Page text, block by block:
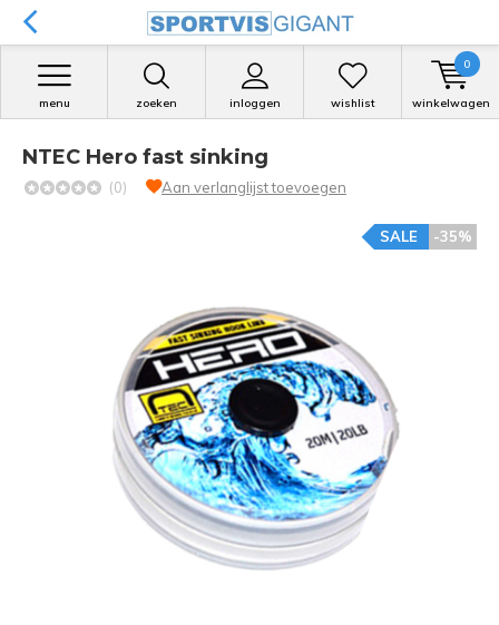
zoeken inloggen
menu wishlist winkelwagen
0
NTEC Hero fast sinking
(0) Aan verlanglijst toevoegen
-35%
SALE